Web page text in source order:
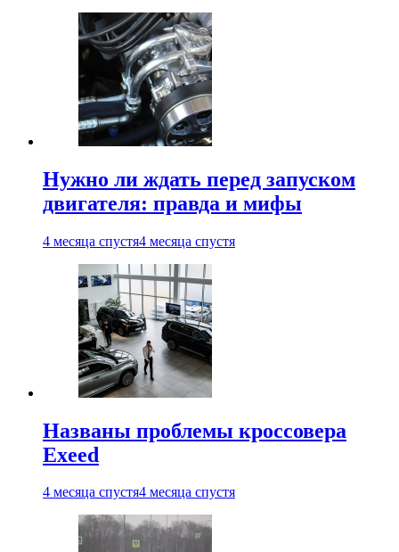
Нужно ли ждать перед запуском
двигателя: правда и мифы
4 месяца спустя4 месяца спустя
Названы проблемы кроссовера
Exeed
4 месяца спустя4 месяца спустя